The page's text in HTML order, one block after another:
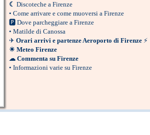
☾ Discoteche a Firenze
• Come arrivare e come muoversi a Firenze
🅿 Dove parcheggiare a Firenze
• Matilde di Canossa
✈ Orari arrivi e partenze Aeroporto di Firenze ⚡
☀ Meteo Firenze
☁ Commenta su Firenze
• Informazioni varie su Firenze